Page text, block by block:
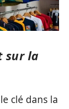
sur la
clé dans la